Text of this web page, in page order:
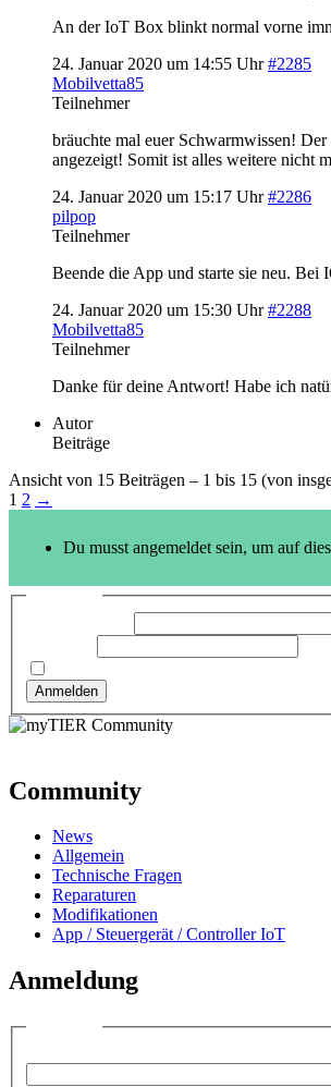
An der IoT Box blinkt normal vorne
24. Januar 2020 um 14:55 Uhr #2285
Mobilvetta85
Teilnehmer
bräuchte mal euer Schwarmwissen!
angezeigt! Somit ist alles weitere nicht
24. Januar 2020 um 15:17 Uhr #2286
pilpop
Teilnehmer
Beende die App und starte sie neu. Bei
24. Januar 2020 um 15:30 Uhr #2288
Mobilvetta85
Teilnehmer
Danke für deine Antwort! Habe ich
Autor
Beiträge
Ansicht von 15 Beiträgen – 1 bis 15 (von
1 2 →
Du musst angemeldet sein, um auf
Anmelden
Community
News
Allgemein
Technische Fragen
Reparaturen
Modifikationen
App / Steuergerät / Controller IoT
Anmeldung